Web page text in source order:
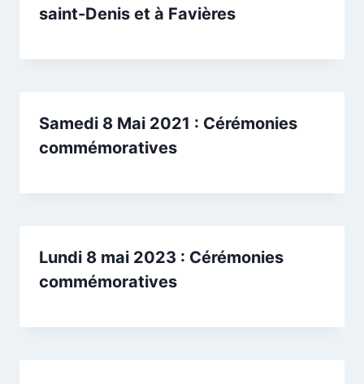
saint-Denis et à Favières
Samedi 8 Mai 2021 : Cérémonies
commémoratives
Lundi 8 mai 2023 : Cérémonies
commémoratives